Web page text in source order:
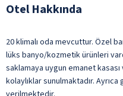
Otel Hakkında
20 klimalı oda mevcuttur. Özel
lüks banyo/kozmetik ürünleri
saklamaya uygun emanet
kolaylıklar sunulmaktadır.